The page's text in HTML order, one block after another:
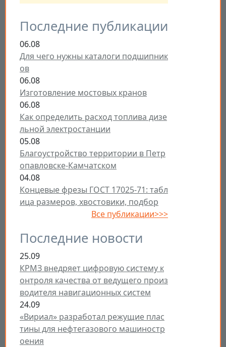
Последние публикации
06.08
Для чего нужны каталоги подшипник
ов
06.08
Изготовление мостовых кранов
06.08
Как определить расход топлива дизе
льной электростанции
05.08
Благоустройство территории в Петр
опавловске-Камчатском
04.08
Концевые фрезы ГОСТ 17025-71: табл
ица размеров, хвостовики, подбор
Все публикации>>>
Последние новости
25.09
КРМЗ внедряет цифровую систему к
онтроля качества от ведущего произ
водителя навигационных систем
24.09
«Вириал» разработал режущие плас
тины для нефтегазового машиностр
оения